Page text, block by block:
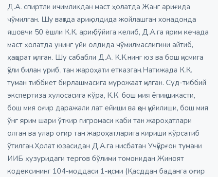
Д.А. спиртли ичимликдан маст ҳолатда Жанг ариғида
чўмилган. Шу вақтда ариқ олдида жойлашган хонадонда
яшовчи 50 ёшли К.К. ариқ бўйига келиб, Д.А.га ярим кечада
маст ҳолатда унинг уйи олдида чўмилмаслигини айтиб,
ҳақорат қилган. Шу сабабли Д.А. К.К.нинг юз ва бош қисмига
қўли билан уриб, тан жароҳати етказган.Натижада К.К.
туман тиббиёт бирлашмасига мурожаат қилган. Суд-тиббий
экспертиза хулосасига кўра, К.К. бош мия ёпиқ шикасти,
бош мия оғир даражали лат ейиши ва қон қуйилиши, бош мия
ўнг ярим шари ўткир гигромаси каби тан жароҳатлари
олган ва улар оғир тан жароҳатларига кириши кўрсатиб
ўтилган.Ҳолат юзасидан Д.А.га нисбатан Учқўрғон тумани
ИИБ ҳузуридаги тергов бўлими томонидан Жиноят
кодексининг 104-моддаси 1-қисми (Қасддан баданга оғир